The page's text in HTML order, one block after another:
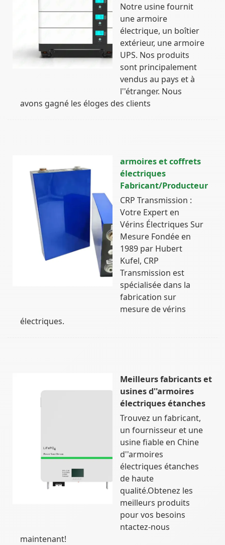
Notre usine fournit
une armoire
électrique, un boîtier
extérieur, une armoire
UPS. Nos produits
sont principalement
vendus au pays et à
l''étranger. Nous
avons gagné les éloges des clients
armoires et coffrets
électriques
Fabricant/Producteur
CRP Transmission :
Votre Expert en
Vérins Électriques Sur
Mesure Fondée en
1989 par Hubert
Kufel, CRP
Transmission est
spécialisée dans la
fabrication sur
mesure de vérins
électriques.
Meilleurs fabricants et
usines d''armoires
électriques étanches
Trouvez un fabricant,
un fournisseur et une
usine fiable en Chine
d''armoires
électriques étanches
de haute
qualité.Obtenez les
meilleurs produits
pour vos besoins
ntactez-nous
maintenant!